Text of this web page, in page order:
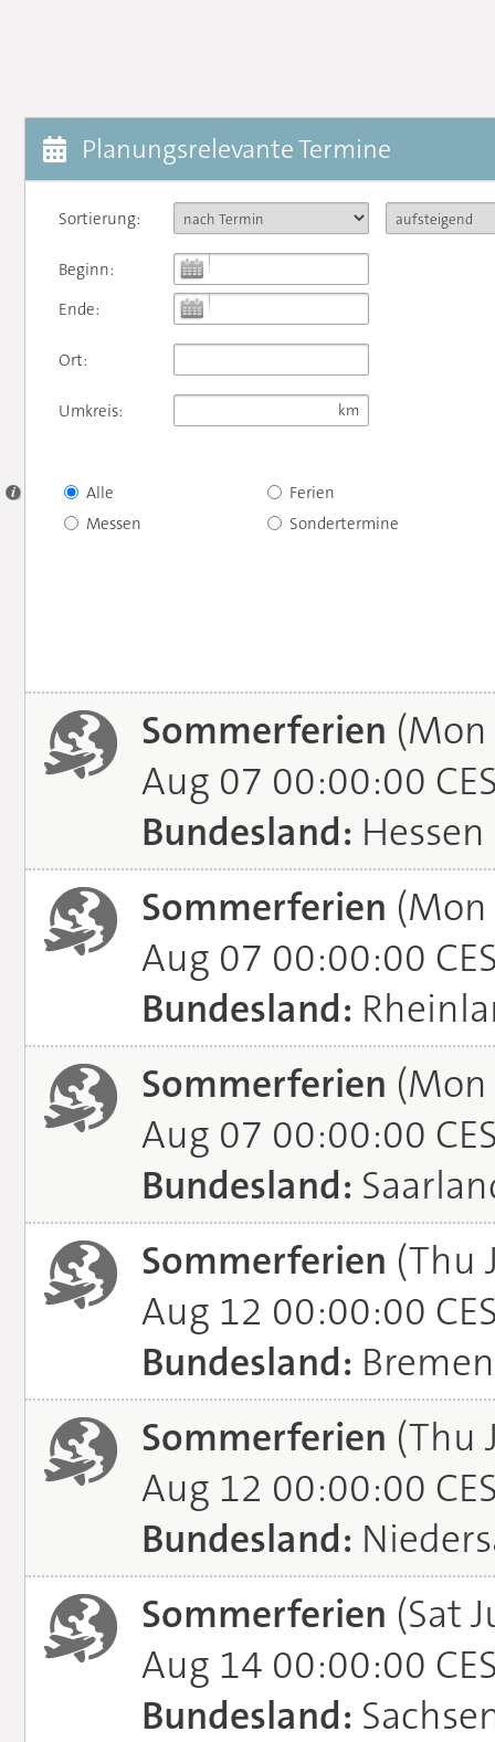
Planungsrelevante Termine
Sortierung:
Beginn:
Ende:
Ort:
Umkreis:
Alle
Messen
Ferien
Sondertermine
Sommerferien (Mon
Aug 07 00:00:00
Bundesland: Hessen
Sommerferien (Mon
Aug 07 00:00:00
Bundesland:
Sommerferien (Mon
Aug 07 00:00:00
Bundesland:
Sommerferien (Thu
Aug 12 00:00:00
Bundesland: Bremen
Sommerferien (Thu
Aug 12 00:00:00
Bundesland:
Sommerferien (Sat
Aug 14 00:00:00
Bundesland: